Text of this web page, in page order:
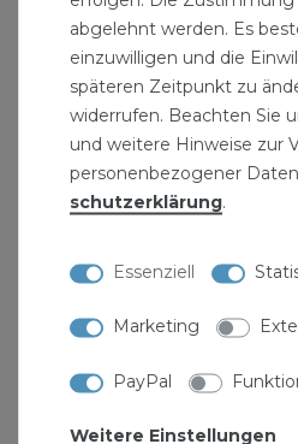
abgelehnt werden. Es
einzuwilligen und die
späteren Zeitpunkt zu
widerrufen. Beachten Sie
und weitere Hinweise zur
personenbezogener
schutz­erklärung.
Essenziell
Marketing
PayPal
Weitere Einstellungen